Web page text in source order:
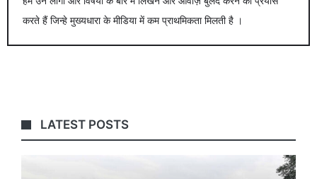
करते हैं जिन्हे मुख्यधारा के मीडिया में कम प्राथमिकता मिलती है ।
LATEST POSTS